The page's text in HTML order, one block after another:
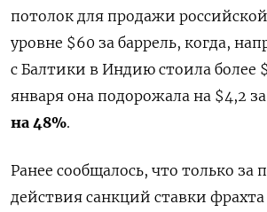
потолок для продажи
уровне $60 за баррель, когда,
с Балтики в Индию стоила более
января она подорожала на $4,2
на 48%.
Ранее сообщалось, что только за
действия санкций ставки фрахта